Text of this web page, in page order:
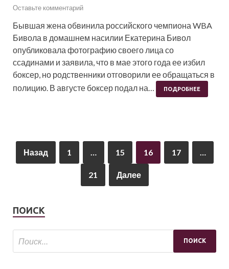
Оставьте комментарий
Бывшая жена обвинила российского чемпиона WBA
Бивола в домашнем насилии Екатерина Бивол
опубликовала фотографию своего лица со
ссадинами и заявила, что в мае этого года ее избил
боксер, но родственники отговорили ее обращаться в
полицию. В августе боксер подал на…
ПОДРОБНЕЕ
Назад 1 … 15 16 17 …
21 Далее
ПОИСК